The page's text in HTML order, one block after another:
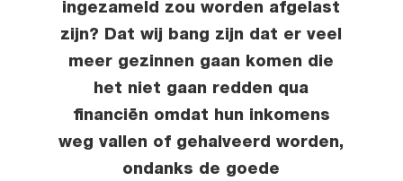
ingezameld zou worden afgelast
zijn? Dat wij bang zijn dat er veel
meer gezinnen gaan komen die
het niet gaan redden qua
financiën omdat hun inkomens
weg vallen of gehalveerd worden,
ondanks de goede